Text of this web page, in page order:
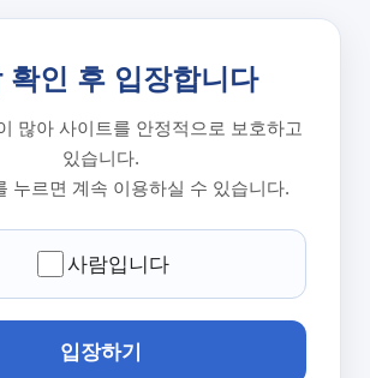
확인 후 입장합니다
많아 사이트를 안정적으로 보호하고
있습니다.
누르면 계속 이용하실 수 있습니다.
사람입니다
입장하기